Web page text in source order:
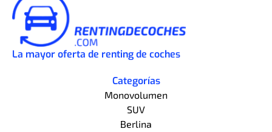
La mayor oferta de renting de coches
Categorías
Monovolumen
SUV
Berlina